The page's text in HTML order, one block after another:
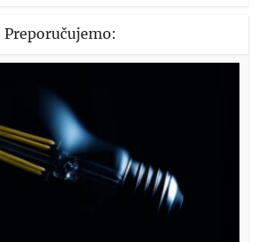
Preporučujemo: